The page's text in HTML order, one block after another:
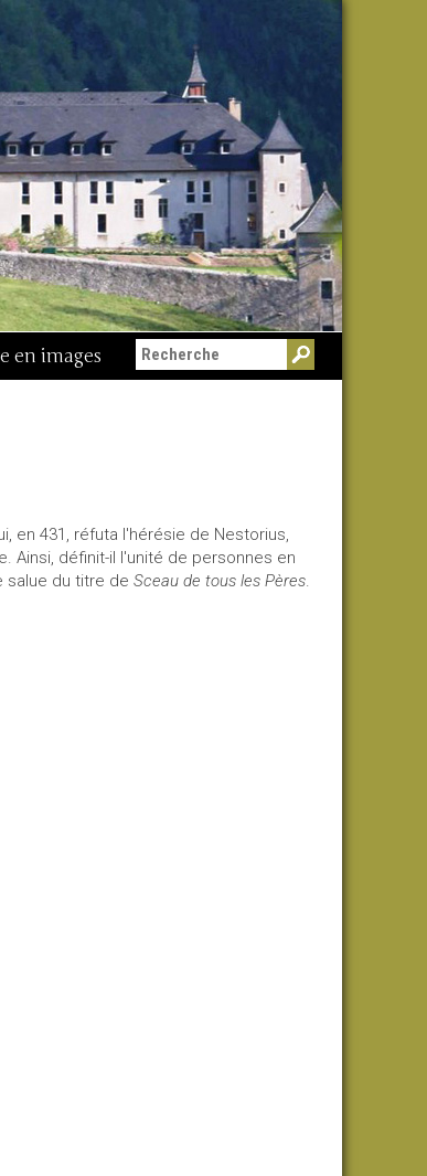
en images
en 431, réfuta l'hérésie de Nestorius,
Ainsi, définit-il l'unité de personnes en
salue du titre de Sceau de tous les Pères.